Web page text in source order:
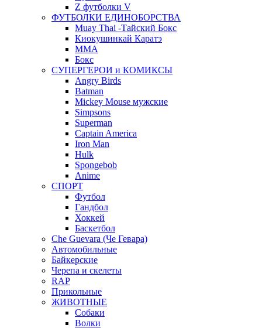
Z футболки V
ФУТБОЛКИ ЕДИНОБОРСТВА
Muay Thai -Тайский Бокс
Киокушинкай Каратэ
MMA
Бокс
СУПЕРГЕРОИ и КОМИКСЫ
Angry Birds
Batman
Mickey Mouse мужские
Simpsons
Superman
Captain America
Iron Man
Hulk
Spongebob
Anime
СПОРТ
Футбол
Гандбол
Хоккей
Баскетбол
Che Guevara (Че Гевара)
Автомобильные
Байкерские
Черепа и скелеты
RAP
Прикольные
ЖИВОТНЫЕ
Собаки
Волки